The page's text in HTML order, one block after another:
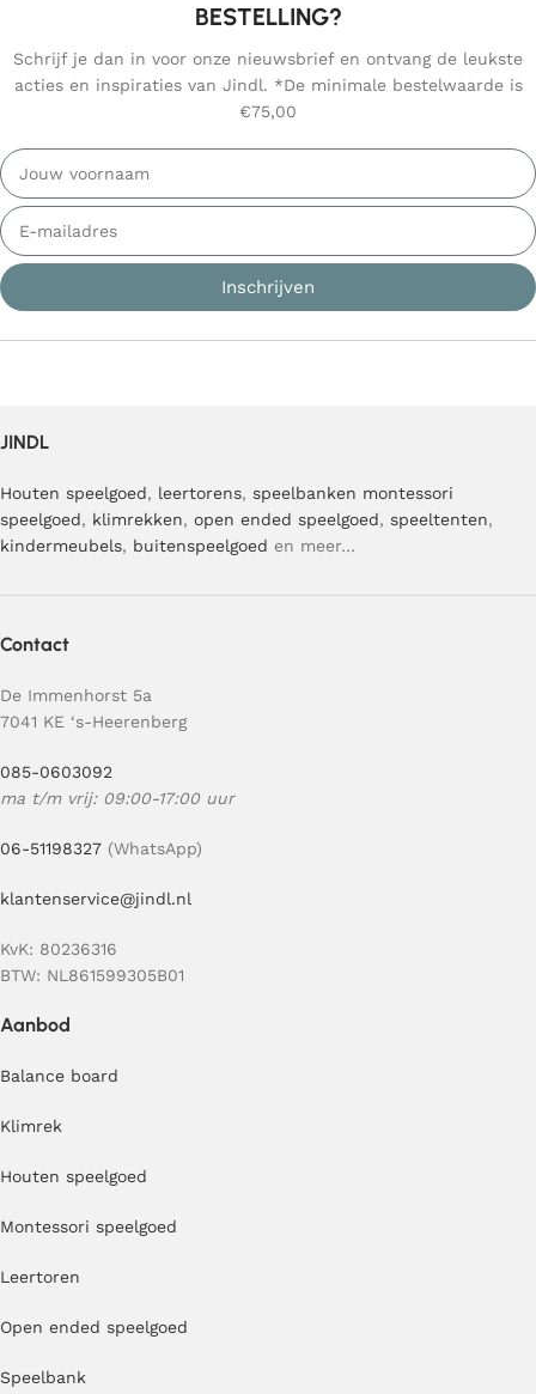
BESTELLING?
Schrijf je dan in voor onze nieuwsbrief en ontvang de leukste
acties en inspiraties van Jindl. *De minimale bestelwaarde is
€75,00
Inschrijven
JINDL
Houten speelgoed, leertorens, speelbanken montessori
speelgoed, klimrekken, open ended speelgoed, speeltenten,
kindermeubels, buitenspeelgoed en meer…
Contact
De Immenhorst 5a
7041 KE ‘s-Heerenberg
085-0603092
ma t/m vrij: 09:00-17:00 uur
06-51198327 (WhatsApp)
klantenservice@jindl.nl
KvK: 80236316
BTW: NL861599305B01
Aanbod
Balance board
Klimrek
Houten speelgoed
Montessori speelgoed
Leertoren
Open ended speelgoed
Speelbank